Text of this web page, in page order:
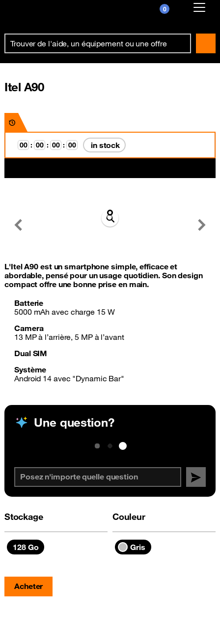
0
Already customer ?
Itel A90
00 : 00 : 00 : 00 in stock
Previous Next
L'Itel A90 est un smartphone simple, efficace et
abordable, pensé pour un usage quotidien. Son design
compact offre une bonne prise en main.
Batterie
5000 mAh avec charge 15 W
Camera
13 MP à l’arrière, 5 MP à l’avant
Dual SIM
Système
Android 14 avec "Dynamic Bar"
Une question?
Stockage
128 Go
Couleur
Gris
Acheter